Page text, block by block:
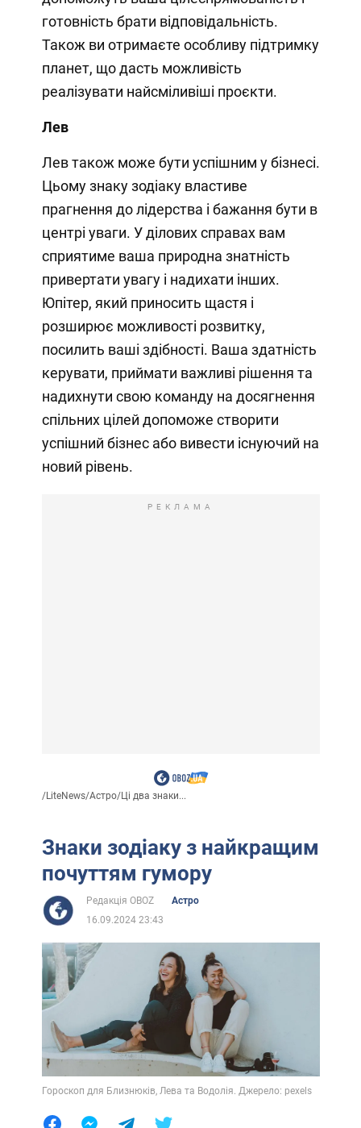
готовність брати відповідальність.
Також ви отримаєте особливу підтримку
планет, що дасть можливість
реалізувати найсміливіші проєкти.
Лев
Лев також може бути успішним у бізнесі.
Цьому знаку зодіаку властиве
прагнення до лідерства і бажання бути в
центрі уваги. У ділових справах вам
сприятиме ваша природна знатність
привертати увагу і надихати інших.
Юпітер, який приносить щастя і
розширює можливості розвитку,
посилить ваші здібності. Ваша здатність
керувати, приймати важливі рішення та
надихнути свою команду на досягнення
спільних цілей допоможе створити
успішний бізнес або вивести існуючий на
новий рівень.
РЕКЛАМА
/LiteNews/Астро/Ці два знаки...
Знаки зодіаку з найкращим
почуттям гумору
Редакція OBOZ
Астро
16.09.2024 23:43
Гороскоп для Близнюків, Лева та Водолія. Джерело: pexels